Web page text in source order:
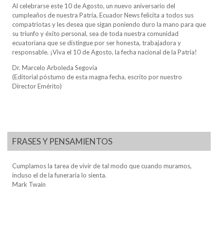
Al celebrarse este 10 de Agosto, un nuevo aniversario del
cumpleaños de nuestra Patria, Ecuador News felicita a todos sus
compatriotas y les desea que sigan poniendo duro la mano para que
su triunfo y éxito personal, sea de toda nuestra comunidad
ecuatoriana que se distingue por ser honesta, trabajadora y
responsable. ¡Viva el 10 de Agosto, la fecha nacional de la Patria!
Dr. Marcelo Arboleda Segovia
(Editorial póstumo de esta magna fecha, escrito por nuestro
Director Emérito)
FRASES Y PENSAMIENTOS
Cumplamos la tarea de vivir de tal modo que cuando muramos,
incluso el de la funeraria lo sienta.
Mark Twain